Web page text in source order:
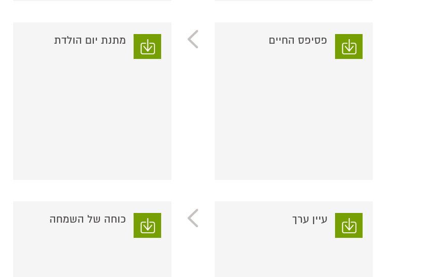
פסיפס החיים מתנת יום הולדת
עיין ערך כוחה של השמחה